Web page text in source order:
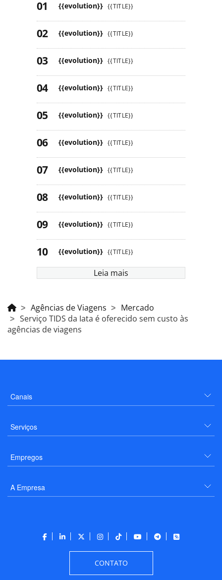
{{evolution}} {{TITLE}}
{{evolution}} {{TITLE}}
{{evolution}} {{TITLE}}
{{evolution}} {{TITLE}}
{{evolution}} {{TITLE}}
{{evolution}} {{TITLE}}
{{evolution}} {{TITLE}}
{{evolution}} {{TITLE}}
{{evolution}} {{TITLE}}
{{evolution}} {{TITLE}}
Leia mais
Agências de Viagens
Mercado
Serviço TIDS da Iata é oferecido sem custo às
agências de viagens
Canais
Serviços
Empregos
A Empresa
CONTATO